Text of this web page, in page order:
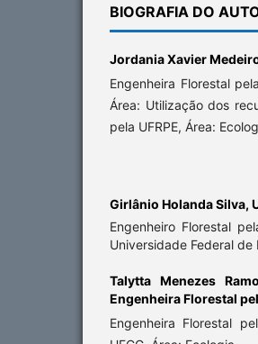
BIOGRAFIA DO
Jordania Xavier
Engenheira Florestal
Área: Utilização dos
pela UFRPE, Área:
Girlânio Holanda Silva,
Engenheiro Florestal
Universidade Federal
Talytta Menezes
Engenheira Florestal
Engenheira Florestal